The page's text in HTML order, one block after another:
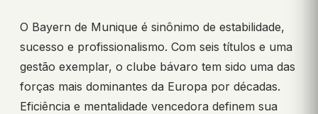
O Bayern de Munique é sinônimo de estabilidade,
sucesso e profissionalismo. Com seis títulos e uma
gestão exemplar, o clube bávaro tem sido uma das
forças mais dominantes da Europa por décadas.
Eficiência e mentalidade vencedora definem sua